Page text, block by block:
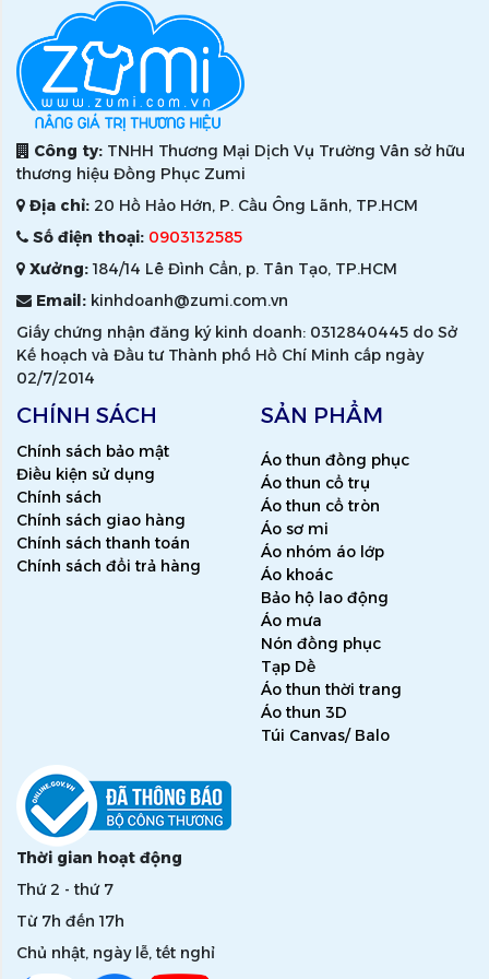
Công ty: TNHH Thương Mại Dịch Vụ Trường Vân sở hữu
thương hiệu Đồng Phục Zumi
Địa chỉ: 20 Hồ Hảo Hớn, P. Cầu Ông Lãnh, TP.HCM
Số điện thoại: 0903132585
Xưởng:184/14 Lê Đình Cẩn, p. Tân Tạo, TP.HCM
Email: kinhdoanh@zumi.com.vn
Giấy chứng nhận đăng ký kinh doanh: 0312840445 do Sở
Kế hoạch và Đầu tư Thành phố Hồ Chí Minh cấp ngày
02/7/2014
CHÍNH SÁCH
Chính sách bảo mật
Điều kiện sử dụng
Chính sách
Chính sách giao hàng
Chính sách thanh toán
Chính sách đổi trả hàng
SẢN PHẨM
Áo thun đồng phục
Áo thun cổ trụ
Áo thun cổ tròn
Áo sơ mi
Áo nhóm áo lớp
Áo khoác
Bảo hộ lao động
Áo mưa
Nón đồng phục
Tạp Dề
Áo thun thời trang
Áo thun 3D
Túi Canvas/ Balo
Thời gian hoạt động
Thứ 2 - thứ 7
Từ 7h đến 17h
Chủ nhật, ngày lễ, tết nghỉ